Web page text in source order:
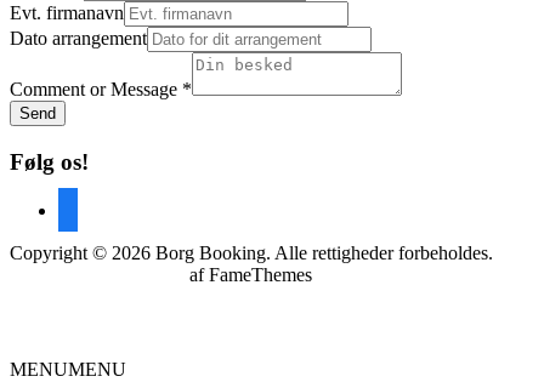
Evt. firmanavn
Dato arrangement
Comment or Message *
Send
Følg os!
Copyright © 2026 Borg Booking. Alle rettigheder forbeholdes.
af FameThemes
MENUMENU